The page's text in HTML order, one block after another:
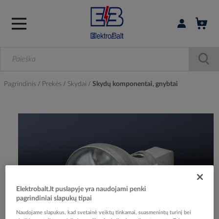
Prisijungti /
Pagrindinis Prekės Skydai Skydų komponentai, gnybtai
Skip
the
Elektrobalt.lt puslapyje yra naudojami penki
pagrindiniai slapukų tipai
Naudojame slapukus, kad svetainė veiktų tinkamai, suasmenintų turinį bei